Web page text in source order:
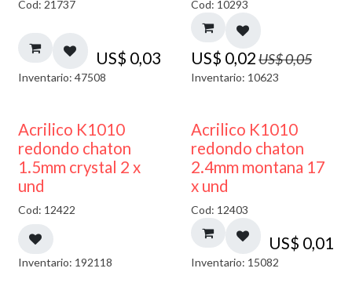
Cod: 21737
US$ 0,03
Inventario: 47508
Cod: 10293
US$ 0,02US$0,05
Inventario: 10623
50% DESCUENTO
Acrilico K1010
redondo chaton
1.5mm crystal 2 x
und
Cod: 12422
Inventario: 192118
50% DESCUENTO
Acrilico K1010
redondo chaton
2.4mm montana 17
x und
Cod: 12403
US$ 0,01
Inventario: 15082